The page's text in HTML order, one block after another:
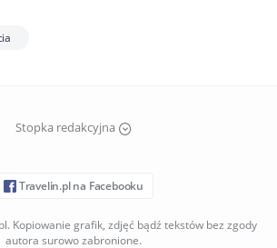
Stopka redakcyjna
Travelin.pl na Facebooku
Kopiowanie grafik, zdjęć bądź tekstów bez zgody
autora surowo zabronione.